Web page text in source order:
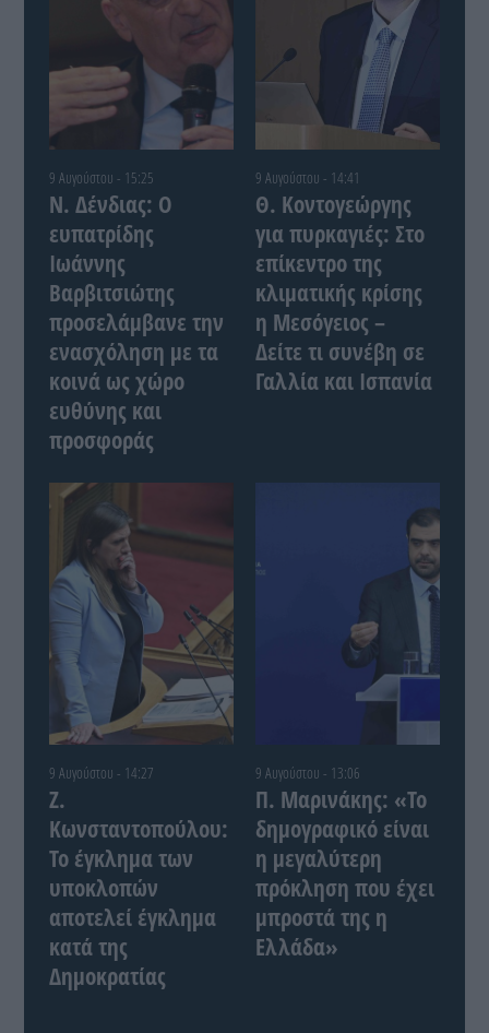
9 Αυγούστου - 15:25
Ν. Δένδιας: Ο
ευπατρίδης
Ιωάννης
Βαρβιτσιώτης
προσελάμβανε την
ενασχόληση με τα
κοινά ως χώρο
ευθύνης και
προσφοράς
9 Αυγούστου - 14:41
Θ. Κοντογεώργης
για πυρκαγιές: Στο
επίκεντρο της
κλιματικής κρίσης
η Μεσόγειος –
Δείτε τι συνέβη σε
Γαλλία και Ισπανία
9 Αυγούστου - 14:27
Ζ.
Κωνσταντοπούλου:
Το έγκλημα των
υποκλοπών
αποτελεί έγκλημα
κατά της
Δημοκρατίας
9 Αυγούστου - 13:06
Π. Μαρινάκης: «Το
δημογραφικό είναι
η μεγαλύτερη
πρόκληση που έχει
μπροστά της η
Ελλάδα»